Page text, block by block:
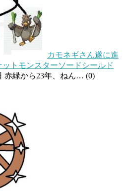
カモネギさん遂に進
トモンスターソードシールド
赤緑から23年、ねん… (0)